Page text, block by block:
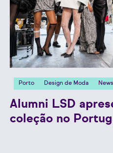
Porto Design de Moda News
Alumni LSD
coleção no